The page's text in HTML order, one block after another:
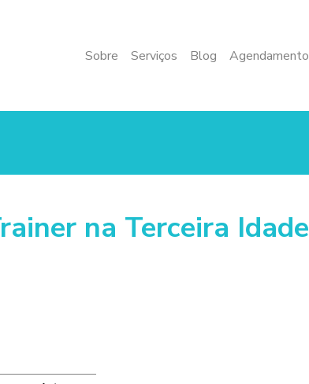
Sobre Serviços Blog Agendamento
na Terceira Idade